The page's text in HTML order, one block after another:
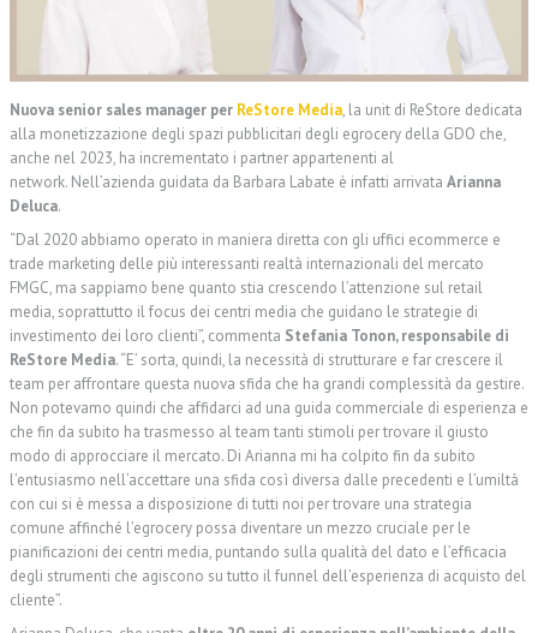
Nuova senior sales manager per ReStore Media, la unit di ReStore dedicata
alla monetizzazione degli spazi pubblicitari degli egrocery della GDO che,
anche nel 2023, ha incrementato i partner appartenenti al
network. Nell’azienda guidata da Barbara Labate è infatti arrivata Arianna
Deluca.
“Dal 2020 abbiamo operato in maniera diretta con gli uffici ecommerce e
trade marketing delle più interessanti realtà internazionali del mercato
FMGC, ma sappiamo bene quanto stia crescendo l’attenzione sul retail
media, soprattutto il focus dei centri media che guidano le strategie di
investimento dei loro clienti”, commenta Stefania Tonon, responsabile di
ReStore Media. “E’ sorta, quindi, la necessità di strutturare e far crescere il
team per affrontare questa nuova sfida che ha grandi complessità da gestire.
Non potevamo quindi che affidarci ad una guida commerciale di esperienza e
che fin da subito ha trasmesso al team tanti stimoli per trovare il giusto
modo di approcciare il mercato. Di Arianna mi ha colpito fin da subito
l’entusiasmo nell’accettare una sfida così diversa dalle precedenti e l’umiltà
con cui si è messa a disposizione di tutti noi per trovare una strategia
comune affinché l’egrocery possa diventare un mezzo cruciale per le
pianificazioni dei centri media, puntando sulla qualità del dato e l’efficacia
degli strumenti che agiscono su tutto il funnel dell’esperienza di acquisto del
cliente”.